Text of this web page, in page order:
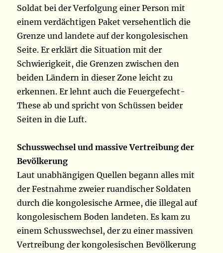
Soldat bei der Verfolgung einer Person mit
einem verdächtigen Paket versehentlich die
Grenze und landete auf der kongolesischen
Seite. Er erklärt die Situation mit der
Schwierigkeit, die Grenzen zwischen den
beiden Ländern in dieser Zone leicht zu
erkennen. Er lehnt auch die Feuergefecht-
These ab und spricht von Schüssen beider
Seiten in die Luft.
Schusswechsel und massive Vertreibung der
Bevölkerung
Laut unabhängigen Quellen begann alles mit
der Festnahme zweier ruandischer Soldaten
durch die kongolesische Armee, die illegal auf
kongolesischem Boden landeten. Es kam zu
einem Schusswechsel, der zu einer massiven
Vertreibung der kongolesischen Bevölkerung